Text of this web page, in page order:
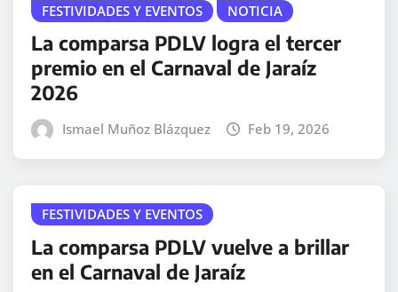
FESTIVIDADES Y EVENTOS NOTICIA
La comparsa PDLV logra el tercer
premio en el Carnaval de Jaraíz
2026
Ismael Muñoz Blázquez Feb 19, 2026
FESTIVIDADES Y EVENTOS
La comparsa PDLV vuelve a brillar
en el Carnaval de Jaraíz